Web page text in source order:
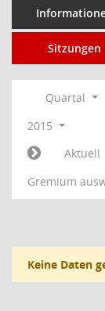
Sitzungen
Quartal
2015
Aktuell
Gremium
Keine Daten